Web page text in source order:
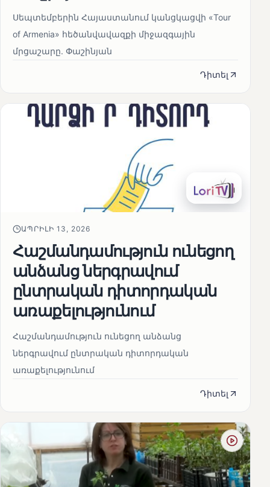
Սեպտեմբերին Հայաստանում կանցկացվի «Tour
of Armenia» հեծանվավազքի միջազգային
մրցաշարը. Փաշինյան
Դիտել
ԱՊՐԻԼԻ 13, 2026
Հաշմանդամություն ունեցող
անձանց ներգրավում
ընտրական դիտորդական
առաքելությունում
Հաշմանդամություն ունեցող անձանց
ներգրավում ընտրական դիտորդական
առաքելությունում
Դիտել